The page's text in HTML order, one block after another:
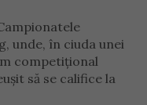
unde, în ciuda unei
competițional
să se califice la